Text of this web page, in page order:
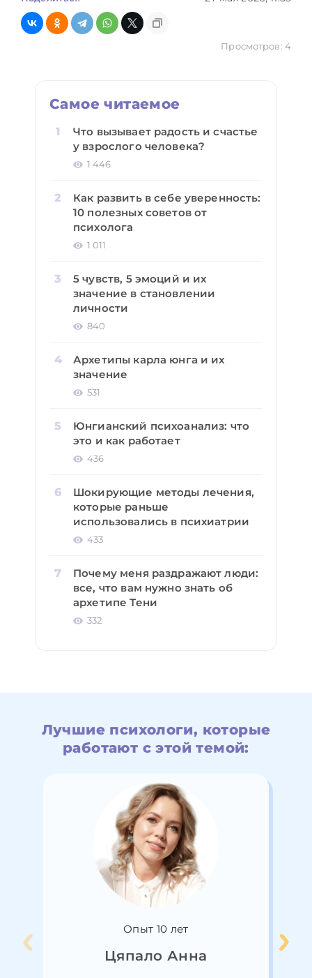
Просмотров: 4
Самое читаемое
Что вызывает радость и счастье
у взрослого человека?
1 446
Как развить в себе уверенность:
10 полезных советов от
психолога
1 011
5 чувств, 5 эмоций и их
значение в становлении
личности
840
Архетипы карла юнга и их
значение
531
Юнгианский психоанализ: что
это и как работает
436
Шокирующие методы лечения,
которые раньше
использовались в психиатрии
433
Почему меня раздражают люди:
все, что вам нужно знать об
архетипе Тени
332
Лучшие психологи, которые
работают с этой темой:
Опыт 10 лет
Цяпало Анна